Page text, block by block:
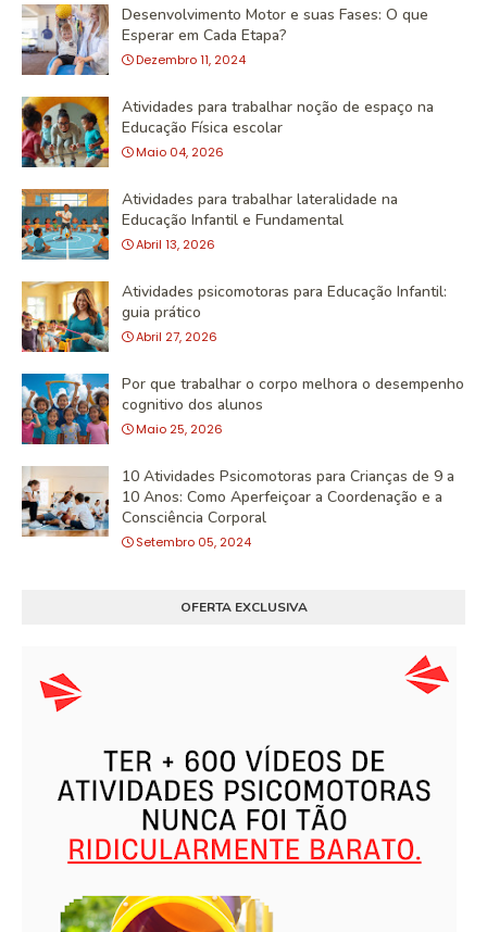
Desenvolvimento Motor e suas Fases: O que
Esperar em Cada Etapa?
Dezembro 11, 2024
Atividades para trabalhar noção de espaço na
Educação Física escolar
Maio 04, 2026
Atividades para trabalhar lateralidade na
Educação Infantil e Fundamental
Abril 13, 2026
Atividades psicomotoras para Educação Infantil:
guia prático
Abril 27, 2026
Por que trabalhar o corpo melhora o desempenho
cognitivo dos alunos
Maio 25, 2026
10 Atividades Psicomotoras para Crianças de 9 a
10 Anos: Como Aperfeiçoar a Coordenação e a
Consciência Corporal
Setembro 05, 2024
OFERTA EXCLUSIVA